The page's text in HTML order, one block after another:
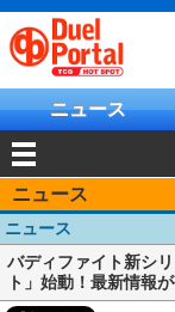
ニュース
ニュース
ニュース
バディファイト新シ
ト」始動！最新情報